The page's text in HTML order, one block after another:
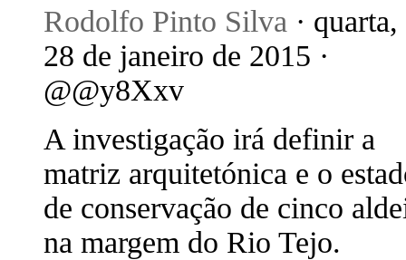
Rodolfo Pinto Silva · quarta,
28 de janeiro de 2015 ·
@@y8Xxv
A investigação irá definir a
matriz arquitetónica e o
de conservação de cinco
na margem do Rio Tejo.